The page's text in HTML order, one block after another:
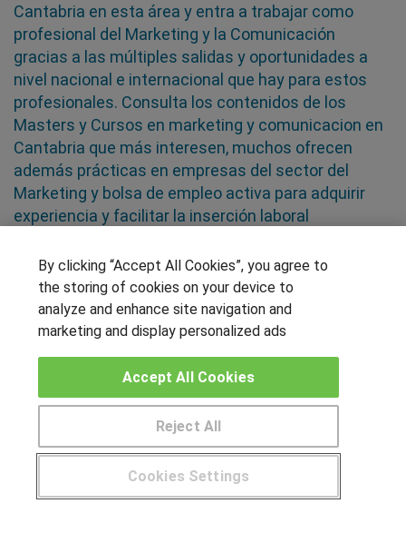
Cantabria en esta área y entra a trabajar como
profesional del Marketing y la Comunicación
gracias a las múltiples salidas y oportunidades a
nivel nacional e internacional que hay para estos
profesionales. Consulta los contenidos de los
Masters y Cursos en marketing y comunicacion en
Cantabria que más interesen, muchos ofrecen
además prácticas en empresas del sector del
Marketing y bolsa de empleo activa para adquirir
experiencia y facilitar la inserción laboral
SÍGUENOS EN LAS REDES
Muro de los idiomas
Hablemos de empleo
CENTROS DE FORMACIÓN
¿Tienes alguna duda? 900 264 357
By clicking “Accept All Cookies”, you agree to
the storing of cookies on your device to
analyze and enhance site navigation and
marketing and display personalized ads
Cookies Settings
Reject All
Accept All Cookies